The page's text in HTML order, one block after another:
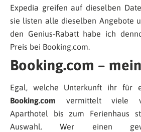
Expedia greifen auf dieselben
sie listen alle dieselben Angebote
den Genius-Rabatt habe ich
Preis bei Booking.com.
Booking.com –
Egal, welche Unterkunft ihr für
Booking.com vermittelt viele
Aparthotel bis zum Ferienhaus
Auswahl. Wer einen